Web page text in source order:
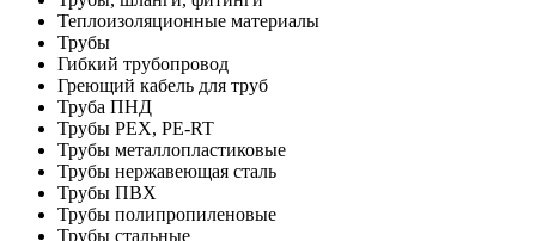
Теплоизоляционные материалы
Трубы
Гибкий трубопровод
Греющий кабель для труб
Труба ПНД
Трубы PEX, PE-RT
Трубы металлопластиковые
Трубы нержавеющая сталь
Трубы ПВХ
Трубы полипропиленовые
Трубы стальные